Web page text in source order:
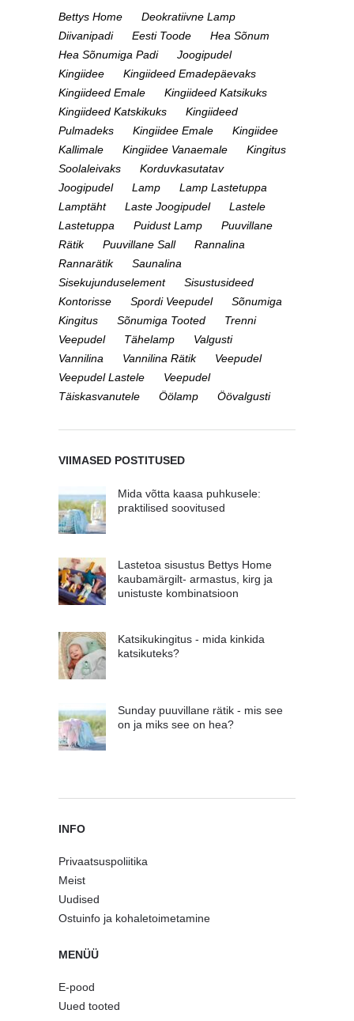
Bettys Home
Deokratiivne Lamp
Diivanipadi
Eesti Toode
Hea Sõnum
Hea Sõnumiga Padi
Joogipudel
Kingiidee
Kingiideed Emadepäevaks
Kingiideed Emale
Kingiideed Katsikuks
Kingiideed Katskikuks
Kingiideed
Pulmadeks
Kingiidee Emale
Kingiidee
Kallimale
Kingiidee Vanaemale
Kingitus
Soolaleivaks
Korduvkasutatav
Joogipudel
Lamp
Lamp Lastetuppa
Lamptäht
Laste Joogipudel
Lastele
Lastetuppa
Puidust Lamp
Puuvillane
Rätik
Puuvillane Sall
Rannalina
Rannarätik
Saunalina
Sisekujunduselement
Sisustusideed
Kontorisse
Spordi Veepudel
Sõnumiga
Kingitus
Sõnumiga Tooted
Trenni
Veepudel
Tähelamp
Valgusti
Vannilina
Vannilina Rätik
Veepudel
Veepudel Lastele
Veepudel
Täiskasvanutele
Öölamp Öövalgusti
VIIMASED POSTITUSED
Mida võtta kaasa puhkusele:
praktilised soovitused
Lastetoa sisustus Bettys Home
kaubamärgilt- armastus, kirg ja
unistuste kombinatsioon
Katsikukingitus - mida kinkida
katsikuteks?
Sunday puuvillane rätik - mis see
on ja miks see on hea?
INFO
Privaatsuspoliitika
Meist
Uudised
Ostuinfo ja kohaletoimetamine
MENÜÜ
E-pood
Uued tooted